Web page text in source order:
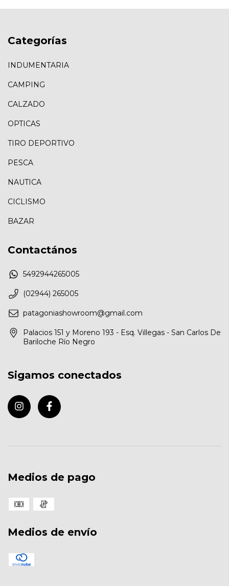
Categorías
INDUMENTARIA
CAMPING
CALZADO
OPTICAS
TIRO DEPORTIVO
PESCA
NAUTICA
CICLISMO
BAZAR
Contactános
5492944265005
(02944) 265005
patagoniashowroom@gmail.com
Palacios 151 y Moreno 193 - Esq. Villegas - San Carlos De
Bariloche Río Negro
Sigamos conectados
Medios de pago
Medios de envío